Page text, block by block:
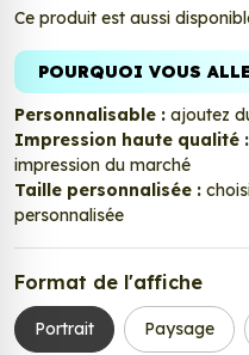
Ce produit est aussi
POURQUOI VOUS
Personnalisable : ajoutez
Impression haute qualité :
impression du marché
Taille personnalisée :
personnalisée
Format de l'affiche
Portrait Paysage